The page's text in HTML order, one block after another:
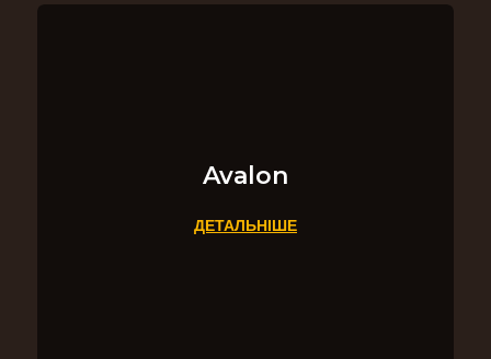
Avalon
ДЕТАЛЬНІШЕ